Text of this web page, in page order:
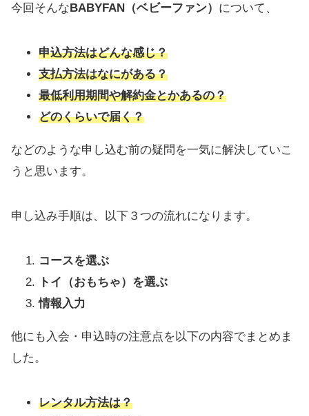
今回そんなBABYFAN（ベビーファン） について、
申込方法はどんな感じ？
支払方法はなにがある？
最低利用期間や解約金とかあるの？
どのくらいで届く？
などのような申し込む前の疑問を一気に解決していこ
うと思います。
申し込み手順は、以下３つの流れになります。
コースを選ぶ
トイ（おもちゃ）を選ぶ
情報入力
他にも入会・申込時の注意点を以下の内容でまとめま
した。
レンタル方法は？